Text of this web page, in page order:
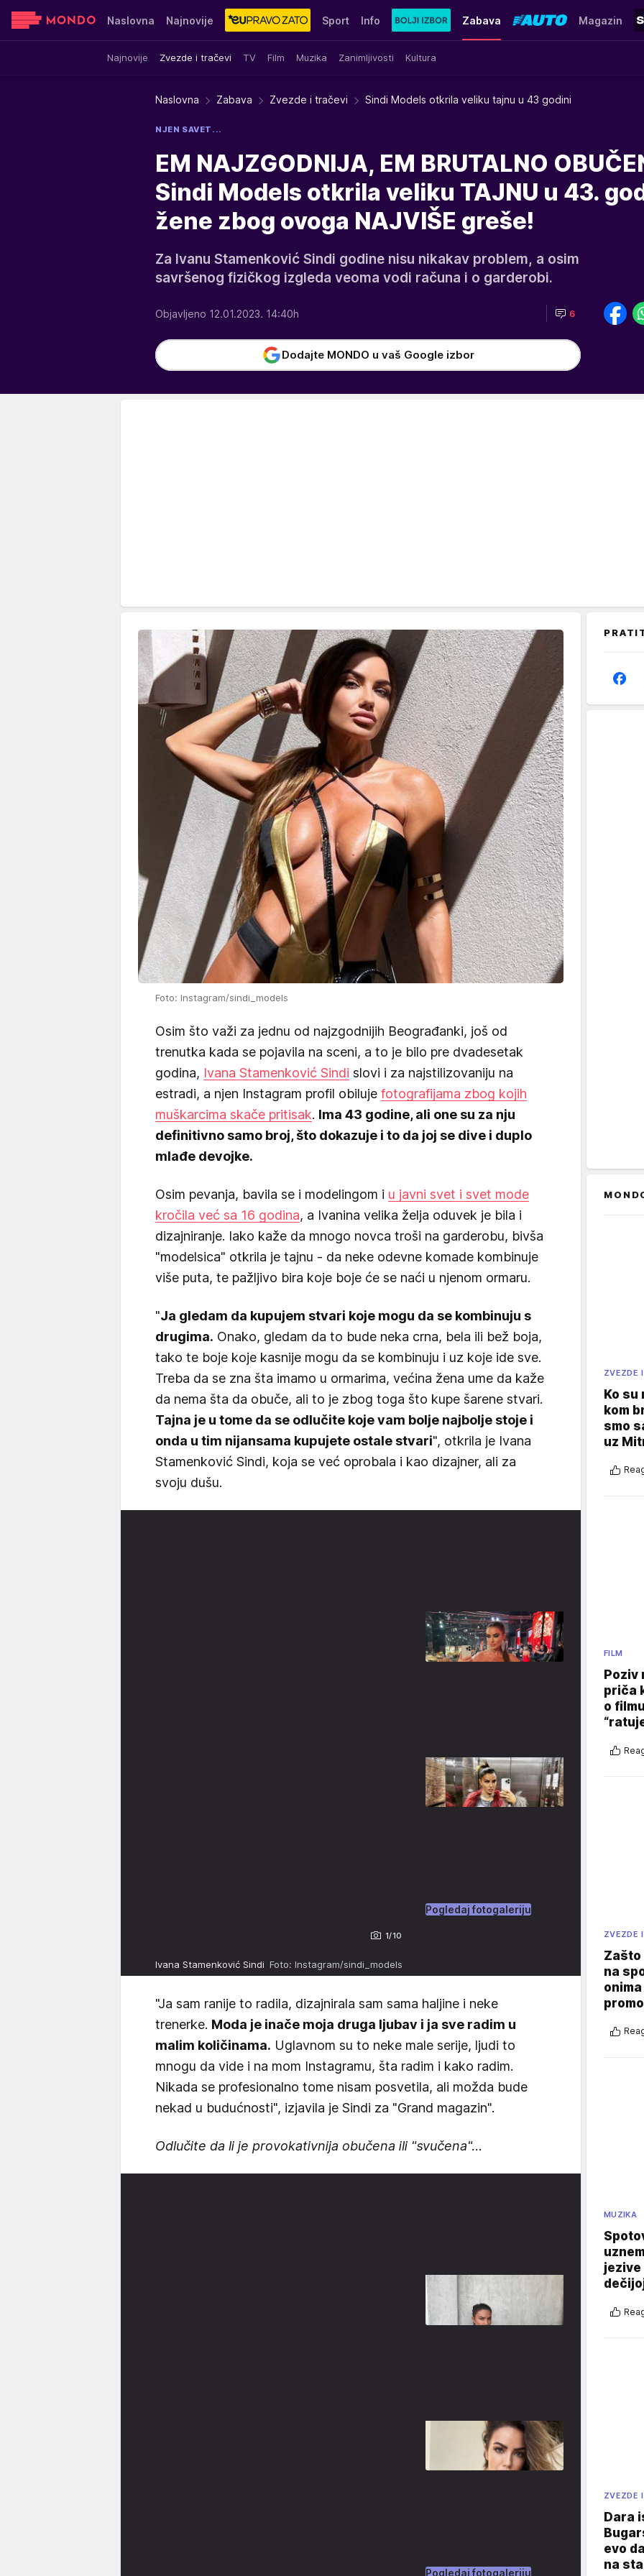
Naslovna Najnovije Sport Info Zabava
Najnovije Zvezde i tračevi TV Film Muzika Zanimljivosti Kultura
Magazin
Sensa Stvar ukusa Yumama
Naslovna Zabava Zvezde i tračevi Sindi Models otkrila veliku tajnu u 43 godini
NJEN SAVET...
EM NAJZGODNIJA, EM BRUTALNO
Sindi Models otkrila veliku TAJNU u 43.
žene zbog ovoga NAJVIŠE greše!
Za Ivanu Stamenković Sindi godine nisu nikakav problem, a osim
savršenog fizičkog izgleda veoma vodi računa i o garderobi.
Objavljeno 12.01.2023. 14:40h 6
Dodajte MONDO u vaš Google izbor
Foto: Instagram/sindi_models
Osim što važi za jednu od najzgodnijih Beograđanki, još od
trenutka kada se pojavila na sceni, a to je bilo pre dvadesetak
godina, Ivana Stamenković Sindi slovi i za najstilizovaniju na
estradi, a njen Instagram profil obiluje fotografijama zbog kojih
muškarcima skače pritisak. Ima 43 godine, ali one su za nju
definitivno samo broj, što dokazuje i to da joj se dive i duplo
mlađe devojke.
Osim pevanja, bavila se i modelingom i u javni svet i svet mode
kročila već sa 16 godina, a Ivanina velika želja oduvek je bila i
dizajniranje. Iako kaže da mnogo novca troši na garderobu, bivša
"modelsica" otkrila je tajnu - da neke odevne komade kombinuje
više puta, te pažljivo bira koje boje će se naći u njenom ormaru.
"Ja gledam da kupujem stvari koje mogu da se kombinuju s
drugima. Onako, gledam da to bude neka crna, bela ili bež boja,
tako te boje koje kasnije mogu da se kombinuju i uz koje ide sve.
Treba da se zna šta imamo u ormarima, većina žena ume da kaže
da nema šta da obuče, ali to je zbog toga što kupe šarene stvari.
Tajna je u tome da se odlučite koje vam bolje najbolje stoje i
onda u tim nijansama kupujete ostale stvari", otkrila je Ivana
Stamenković Sindi, koja se već oprobala i kao dizajner, ali za
svoju dušu.
1/10
Pogledaj fotogaleriju
Ivana Stamenković Sindi Foto: Instagram/sindi_models
"Ja sam ranije to radila, dizajnirala sam sama haljine i neke
trenerke. Moda je inače moja druga ljubav i ja sve radim u
malim količinama. Uglavnom su to neke male serije, ljudi to
mnogu da vide i na mom Instagramu, šta radim i kako radim.
Nikada se profesionalno tome nisam posvetila, ali možda bude
nekad u budućnosti", izjavila je Sindi za "Grand magazin".
Odlučite da li je provokativnija obučena ili "svučena"...
Pogledaj fotogaleriju
ZVEZDE
Ko su
kom
smo
uz
FILM
Poziv
priča
o
ZVEZDE
Zašto
na
MUZIKA
jezive
ZVEZDE
Dara
evo
na